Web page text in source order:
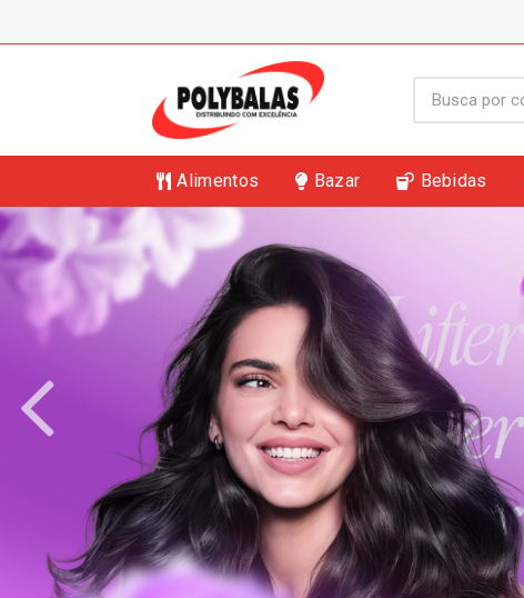
Alimentos Bazar Bebidas